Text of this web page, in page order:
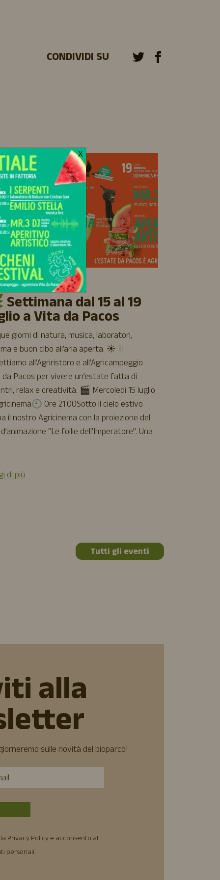
CONDIVIDI SU
2026
dal 15 al 19
a Vita da Pacos
giorni di natura, musica, laboratori,
e buon cibo all’aria aperta. ☀️ Ti
all’Agriristoro e all’Agricampeggio
Pacos per vivere un’estate fatta di
relax e creatività. 🎬 Mercoledì 15 luglio
Ore 21.00Sotto il cielo estivo
il nostro Agricinema con la proiezione del
“Le follie dell’Imperatore”. Una
di più
Tutti gli eventi
X
alla
sulle novità del bioparco!
Privacy Policy e acconsento al
personali